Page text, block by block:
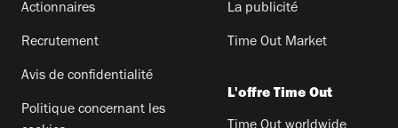
Actionnaires
Recrutement
Avis de confidentialité
Politique concernant les
La publicité
Time Out Market
L'offre Time Out